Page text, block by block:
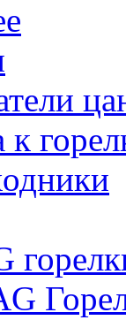
к